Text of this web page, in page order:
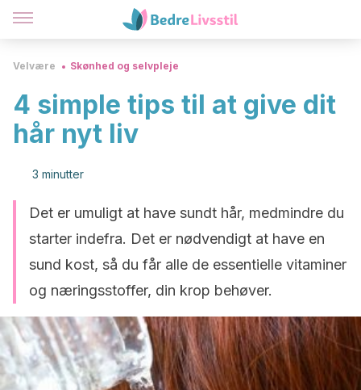
Velvære Skønhed og selvpleje
4 simple tips til at give dit
hår nyt liv
3 minutter
Det er umuligt at have sundt hår, medmindre du
starter indefra. Det er nødvendigt at have en
sund kost, så du får alle de essentielle vitaminer
og næringsstoffer, din krop behøver.